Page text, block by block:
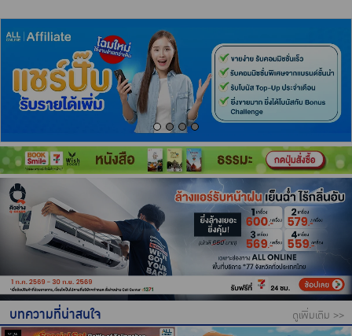
บทความที่น่าสนใจ ดูเพิ่มเติม >>